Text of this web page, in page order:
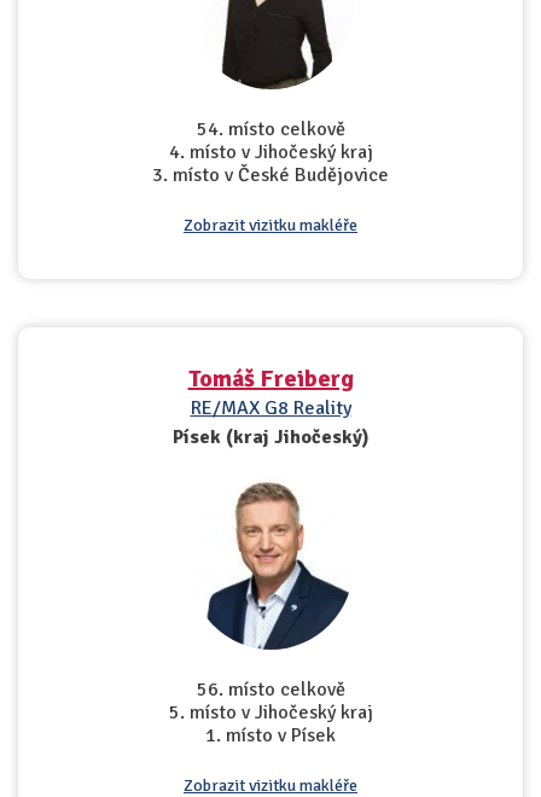
54. místo celkově
4. místo v Jihočeský kraj
3. místo v České Budějovice
Zobrazit vizitku makléře
Tomáš Freiberg
RE/MAX G8 Reality
Písek (kraj Jihočeský)
56. místo celkově
5. místo v Jihočeský kraj
1. místo v Písek
Zobrazit vizitku makléře